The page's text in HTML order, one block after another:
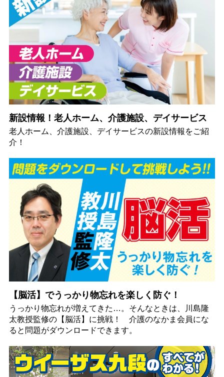
新設情報！老人ホーム、介護施設、デイサービス
老人ホーム、介護施設、デイサービスの新設情報をご紹
介！
【脳活】でうっかり物忘れを楽しく防ぐ！
うっかり物忘れが増えてきた…。そんなときは、川島隆
太教授監修の【脳活】に挑戦！ 介護のなかま会員にな
ると問題がダウンロードできます。